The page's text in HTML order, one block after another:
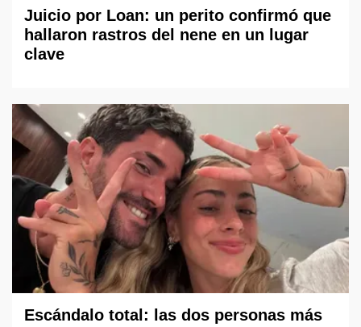
Juicio por Loan: un perito confirmó que
hallaron rastros del nene en un lugar
clave
Escándalo total: las dos personas más